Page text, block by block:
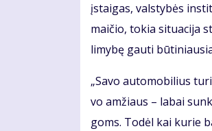
įstai­gas, vals­ty­bės
mai­čio, to­kia si­tu­a­ci­ja
li­my­bę gau­ti
„Sa­vo au­to­mo­bi­lius
vo am­žiaus – la­bai
goms. To­dėl kai ku­rie